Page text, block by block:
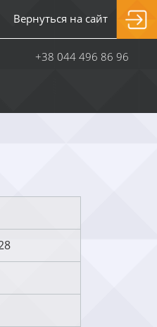
Вернуться на сайт
+38 044 496 86 96